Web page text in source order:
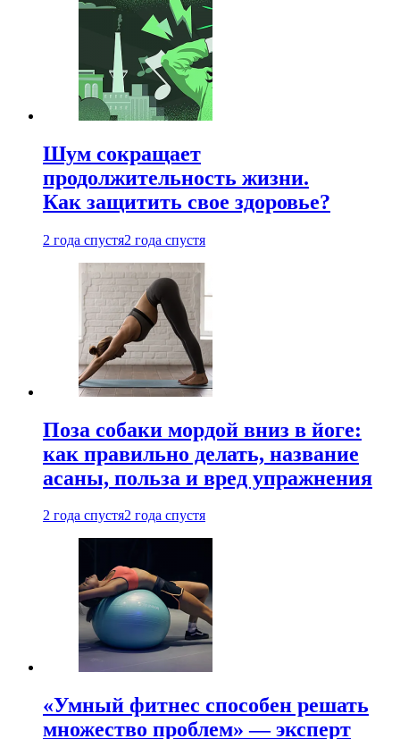
Шум сокращает
продолжительность жизни.
Как защитить свое здоровье?
2 года спустя2 года спустя
Поза собаки мордой вниз в йоге:
как правильно делать, название
асаны, польза и вред упражнения
2 года спустя2 года спустя
«Умный фитнес способен решать
множество проблем» — эксперт